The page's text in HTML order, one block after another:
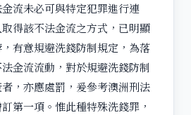
流未必可與特定犯罪進行連
得該不法金流之方式，已明顯
有意規避洗錢防制規定，為落
金流流動，對於規避洗錢防制
，亦應處罰，爰參考澳洲刑法
第一項。惟此種特殊洗錢罪，